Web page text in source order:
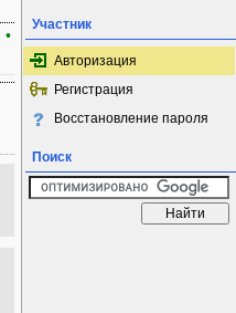
•
Участник
Авторизация
Регистрация
Восстановление пароля
Поиск